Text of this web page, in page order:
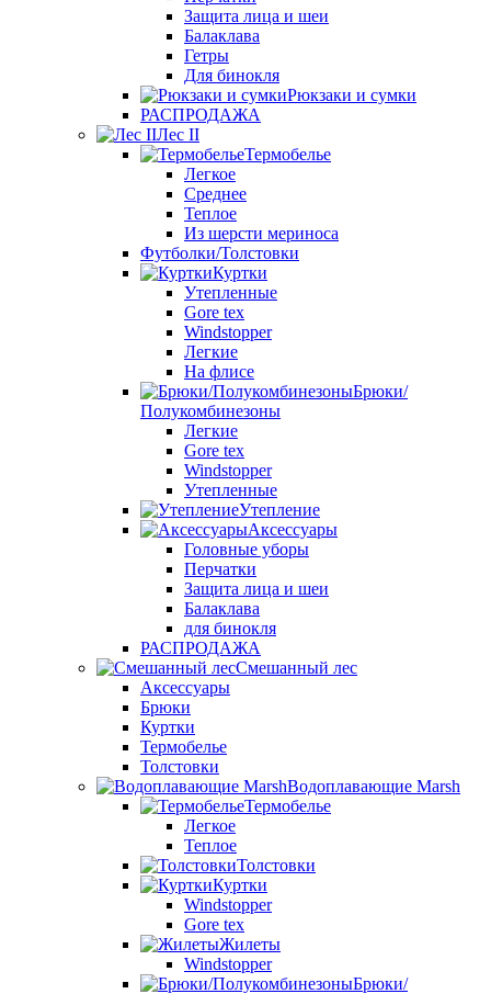
Защита лица и шеи
Балаклава
Гетры
Для бинокля
Рюкзаки и сумки
РАСПРОДАЖА
Лес II
Термобелье
Легкое
Среднее
Теплое
Из шерсти мериноса
Футболки/Толстовки
Куртки
Утепленные
Gore tex
Windstopper
Легкие
На флисе
Брюки/
Полукомбинезоны
Легкие
Gore tex
Windstopper
Утепленные
Утепление
Аксессуары
Головные уборы
Перчатки
Защита лица и шеи
Балаклава
для бинокля
РАСПРОДАЖА
Смешанный лес
Аксессуары
Брюки
Куртки
Термобелье
Толстовки
Водоплавающие Marsh
Термобелье
Легкое
Теплое
Толстовки
Куртки
Windstopper
Gore tex
Жилеты
Windstopper
Брюки/